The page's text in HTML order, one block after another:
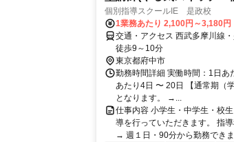
個別指導スクールIE 是政校
1業務あたり 2,100円～3,180円
交通・アクセス 西武多摩川線
徒歩9～10分
東京都府中市
勤務時間詳細 実働時間：1日あ
あたり4日 〜 20日 【通常期（
となります。 →...
仕事内容 小学生・中学生・校
導を行っていただきます。 指
→ 週１日・90分から勤務でき